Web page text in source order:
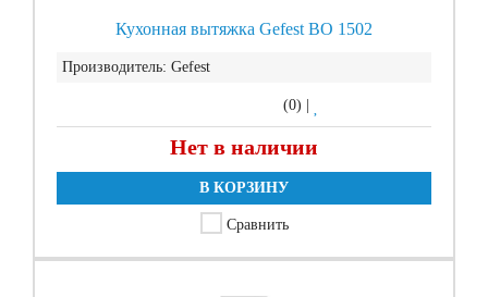
Кухонная вытяжка Gefest ВО 1502
Производитель: Gefest
(0)
Нет в наличии
В КОРЗИНУ
Сравнить